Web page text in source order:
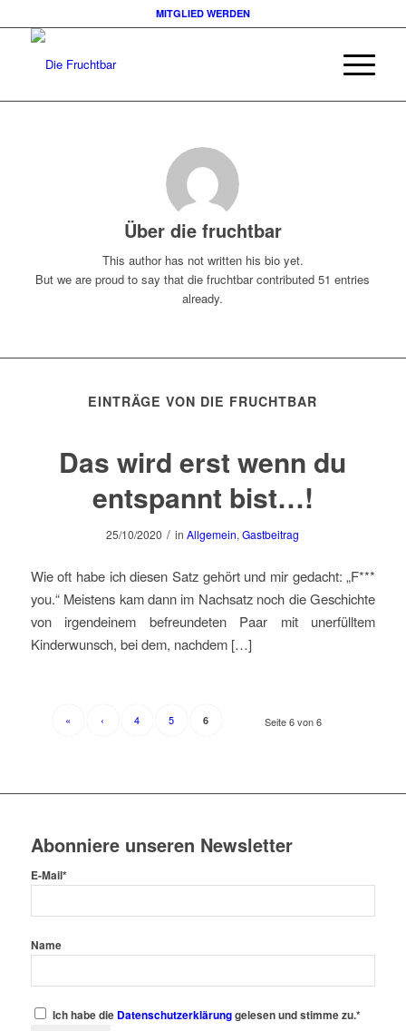
MITGLIED WERDEN
Über die fruchtbar
This author has not written his bio yet.
But we are proud to say thatdie fruchtbarcontributed 51 entries
already.
EINTRÄGE VON DIE FRUCHTBAR
Das wird erst wenn du
entspannt bist…!
25/10/2020 / inAllgemein,Gastbeitrag
Wie oft habe ich diesen Satz gehört und mir gedacht: „F***
you.“ Meistens kam dann im Nachsatz noch die Geschichte
von irgendeinem befreundeten Paar mit unerfülltem
Kinderwunsch, bei dem, nachdem […]
Seite 6 von 6
« ‹ 4 5 6
Abonniere unseren Newsletter
E-Mail*
Name
Ich habe die Datenschutzerklärunggelesen und stimme zu.*